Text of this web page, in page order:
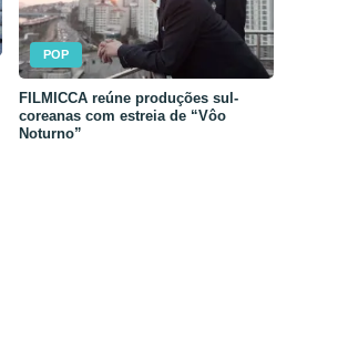
POP
FILMICCA reúne produções sul-
coreanas com estreia de “Vôo
Noturno”